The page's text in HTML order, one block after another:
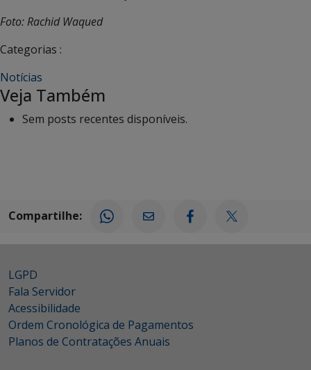
Foto: Rachid Waqued
Categorias :
Notícias
Veja Também
Sem posts recentes disponíveis.
Compartilhe:
LGPD
Fala Servidor
Acessibilidade
Ordem Cronológica de Pagamentos
Planos de Contratações Anuais